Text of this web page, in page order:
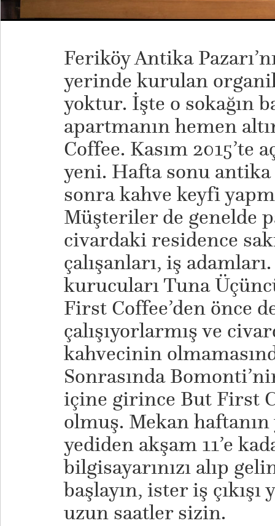
Feriköy Antika
yerinde kurulan
yoktur. İşte o sokağın
apartmanın hemen
Coffee. Kasım 2015’te
yeni. Hafta sonu antika
sonra kahve keyfi
Müşteriler de genelde
civardaki residence
çalışanları, iş
kurucuları Tuna
First Coffee’den önce
çalışıyorlarmış ve
kahvecinin
Sonrasında
içine girince But First
olmuş. Mekan
yediden akşam 11’e
bilgisayarınızı alıp
başlayın, ister iş
uzun saatler sizin.